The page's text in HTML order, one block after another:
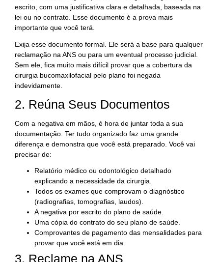
escrito, com uma justificativa clara e detalhada, baseada na
lei ou no contrato. Esse documento é a prova mais
importante que você terá.
Exija esse documento formal. Ele será a base para qualquer
reclamação na ANS ou para um eventual processo judicial.
Sem ele, fica muito mais difícil provar que a cobertura da
cirurgia bucomaxilofacial pelo plano foi negada
indevidamente.
2. Reúna Seus Documentos
Com a negativa em mãos, é hora de juntar toda a sua
documentação. Ter tudo organizado faz uma grande
diferença e demonstra que você está preparado. Você vai
precisar de:
Relatório médico ou odontológico detalhado
explicando a necessidade da cirurgia.
Todos os exames que comprovam o diagnóstico
(radiografias, tomografias, laudos).
A negativa por escrito do plano de saúde.
Uma cópia do contrato do seu plano de saúde.
Comprovantes de pagamento das mensalidades para
provar que você está em dia.
3. Reclame na ANS